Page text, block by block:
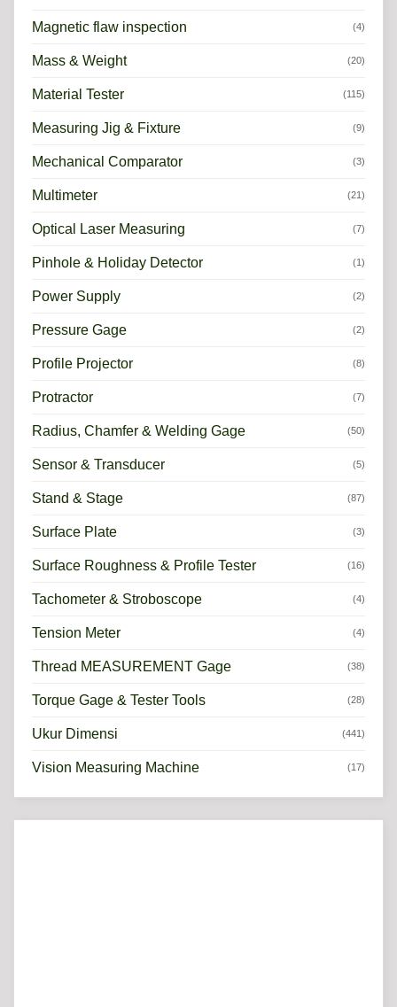
Magnetic flaw inspection (4)
Mass & Weight (20)
Material Tester (115)
Measuring Jig & Fixture (9)
Mechanical Comparator (3)
Multimeter (21)
Optical Laser Measuring (7)
Pinhole & Holiday Detector (1)
Power Supply (2)
Pressure Gage (2)
Profile Projector (8)
Protractor (7)
Radius, Chamfer & Welding Gage (50)
Sensor & Transducer (5)
Stand & Stage (87)
Surface Plate (3)
Surface Roughness & Profile Tester (16)
Tachometer & Stroboscope (4)
Tension Meter (4)
Thread MEASUREMENT Gage (38)
Torque Gage & Tester Tools (28)
Ukur Dimensi (441)
Vision Measuring Machine (17)